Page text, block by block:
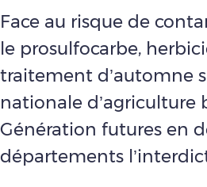
Face au risque de
le prosulfocarbe,
traitement d’automne
nationale d’agriculture
Génération futures en
départements